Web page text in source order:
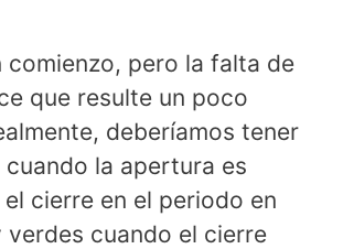
comienzo, pero la falta de
que resulte un poco
deberíamos tener
cuando la apertura es
cierre en el periodo en
verdes cuando el cierre